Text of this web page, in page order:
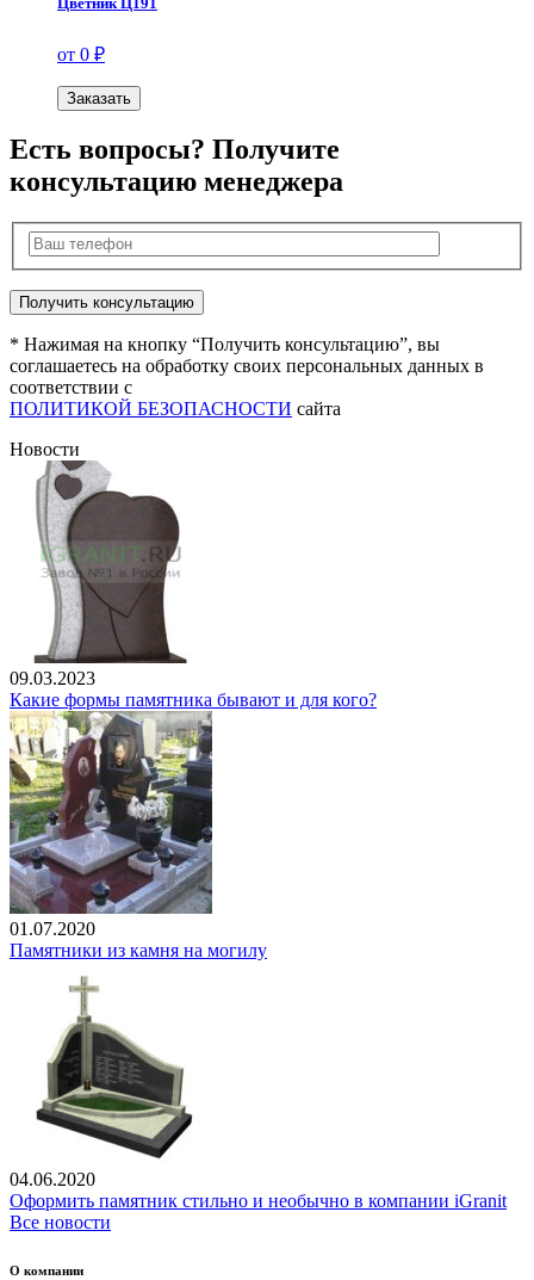
от 0 ₽
Заказать
Есть вопросы? Получите
консультацию менеджера
* Нажимая на кнопку “Получить консультацию”, вы
соглашаетесь на обработку своих персональных данных в
соответствии с
ПОЛИТИКОЙ БЕЗОПАСНОСТИ сайта
Новости
09.03.2023
Какие формы памятника бывают и для кого?
01.07.2020
Памятники из камня на могилу
04.06.2020
Оформить памятник стильно и необычно в компании iGranit
Все новости
О компании